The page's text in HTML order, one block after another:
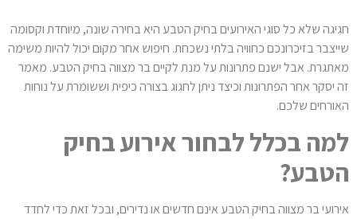
חגיגה שלא כל סוגי האירועים בחיק הטבע היא בחירה שונה, מיוחדת וקסומה
שייצבר בזיכרונכם כחוויה בלתי נשכחת. חיפוש אחר מקום יכול להיות משימה
מאתגרת. אבל ישנם פתרונות על מנת לקיים בר מצווה בחיק הטבע. מאמר
זה יסקר אחר הפתרונות וכיצד ניתן לחגוג בצורה כיפית וששומרת על נוחות
האורחים שלכם.
למה בכלל לבחור אירוע בחיק
הטבע?
אירועי בר מצווה בחיק הטבע אינם חדשים או נדירים, ובכל זאת כדי לחדד